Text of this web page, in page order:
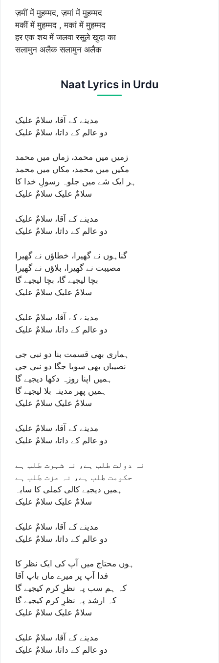
ज़मीं में मुहम्मद, ज़मां में मुहम्मद
मकीं में मुहम्मद , मकां में मुहम्मद
हर एक शय में जलवा रसूले खुदा का
सलामुन अलैक सलामुन अलैक
Naat Lyrics in Urdu
مدینے کے آقا، سلامٌ علیک
دو عالم کے داتا، سلامٌ علیک
زمیں میں محمد، زماں میں محمد
مکیں میں محمد، مکاں میں محمد
ہر ایک شے میں جلوہ رسولِ خدا کا
سلامٌ علیک سلامٌ علیک
مدینے کے آقا، سلامٌ علیک
دو عالم کے داتا، سلامٌ علیک
گناہوں نے گھیرا، خطاؤں نے گھیرا
مصیبت نے گھیرا، بلاؤں نے گھیرا
بچا لیجیے گا، بچا لیجیے گا
سلامٌ علیک سلامٌ علیک
مدینے کے آقا، سلامٌ علیک
دو عالم کے داتا، سلامٌ علیک
ہماری بھی قسمت بنا دو نبی جی
نصیباں بھی سویا جگا دو نبی جی
ہمیں اپنا روزہ دکھا دیجیے گا
ہمیں پھر مدینہ بلا لیجیے گا
سلامٌ علیک سلامٌ علیک
مدینے کے آقا، سلامٌ علیک
دو عالم کے داتا، سلامٌ علیک
نہ دولت طلب ہے، نہ شہرت طلب ہے
حکومت طلب ہے، نہ عزت طلب ہے
ہمیں دیجیے کالی کملی کا سایہ
سلامٌ علیک سلامٌ علیک
مدینے کے آقا، سلامٌ علیک
دو عالم کے داتا، سلامٌ علیک
ہوں محتاج میں آپ کی ایک نظر کا
فدا آپ پر میرے ماں باپ آقا
کہ ہم سب پہ نظرِ کرم کیجیے گا
کہ ارشد پہ نظرِ کرم کیجیے گا
سلامٌ علیک سلامٌ علیک
مدینے کے آقا، سلامٌ علیک
دو عالم کے داتا، سلامٌ علیک